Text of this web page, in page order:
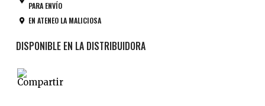
PARA ENVÍO
EN ATENEO LA MALICIOSA